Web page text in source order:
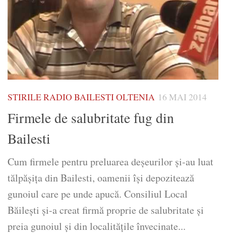
STIRILE RADIO BAILESTI OLTENIA 16 MAI 2014
Firmele de salubritate fug din
Bailesti
Cum firmele pentru preluarea deşeurilor şi-au luat
tălpăşiţa din Bailesti, oamenii îşi depozitează
gunoiul care pe unde apucă. Consiliul Local
Băileşti şi-a creat firmă proprie de salubritate şi
preia gunoiul şi din localităţile învecinate...